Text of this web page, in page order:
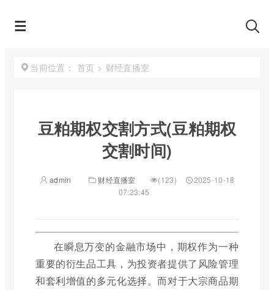
当前位置： 首页 > 财经直播室
豆粕期权交割方式(豆粕期权
交割时间)
admin 财经直播室 (123)
2025-10-18
07:23:45
在瞬息万变的金融市场中，期权作为一种
重要的衍生品工具，为投资者提供了风险管理
和套利增值的多元化选择。而对于大宗商品期